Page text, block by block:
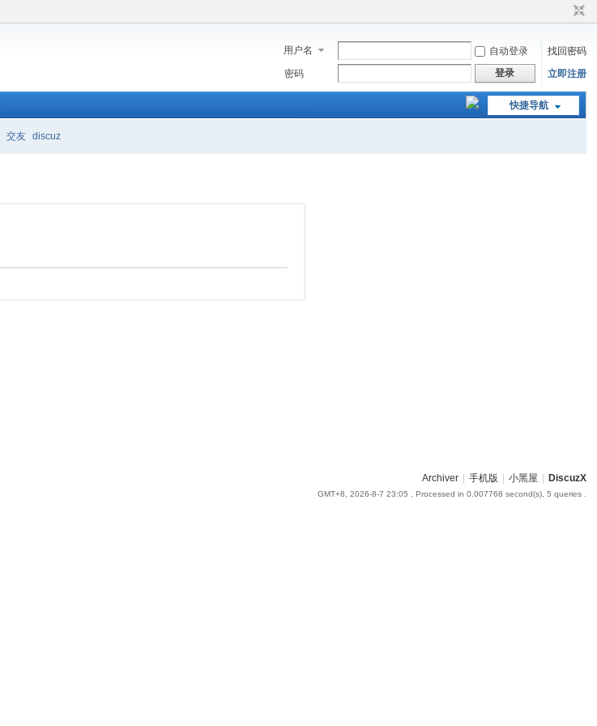
用户名 自动登录
找回密码
密码
登录 立即注册
快捷导航
交友 discuz
Archiver 手机版 小黑屋 DiscuzX
GMT+8, 2026-8-7 23:05 , Processed in 0.007768 second(s), 5 queries .